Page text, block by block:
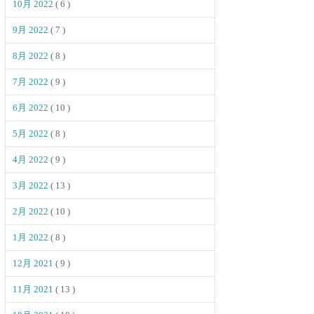
10月 2022 ( 6 )
9月 2022 ( 7 )
8月 2022 ( 8 )
7月 2022 ( 9 )
6月 2022 ( 10 )
5月 2022 ( 8 )
4月 2022 ( 9 )
3月 2022 ( 13 )
2月 2022 ( 10 )
1月 2022 ( 8 )
12月 2021 ( 9 )
11月 2021 ( 13 )